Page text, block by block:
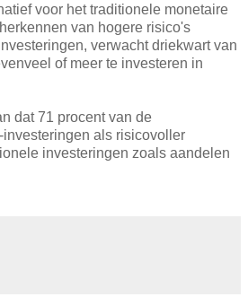
voor het traditionele monetaire
van hogere risico's
verwacht driekwart van
of meer te investeren in
dat 71 procent van de
als risicovoller
investeringen zoals aandelen